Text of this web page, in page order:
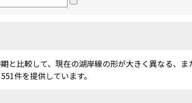
と比較して、現在の湖岸線の形が大きく異なる、
件を提供しています。